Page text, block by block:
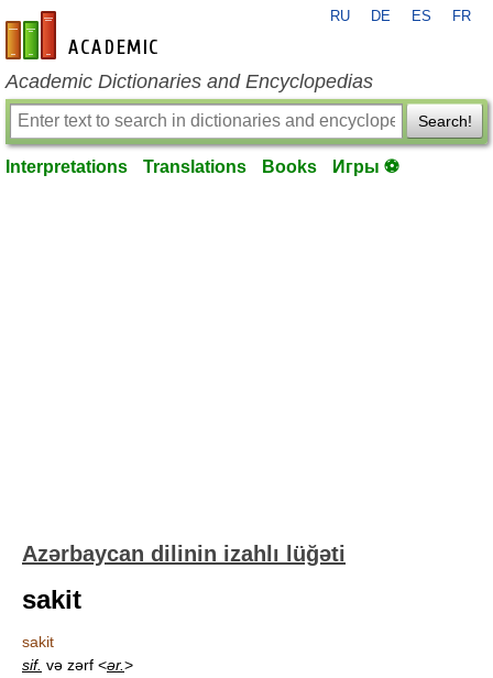
en-academic.com
RU DE ES FR
Academic Dictionaries and Encyclopedias
Search!
Interpretations Translations Books Игры ⚽
Azərbaycan dilinin izahlı lüğəti
sakit
sakit
sif. və zərf <ər.>